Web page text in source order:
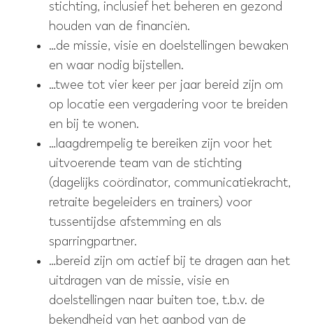
stichting, inclusief het beheren en gezond
houden van de financiën.
…de missie, visie en doelstellingen bewaken
en waar nodig bijstellen.
…twee tot vier keer per jaar bereid zijn om
op locatie een vergadering voor te breiden
en bij te wonen.
…laagdrempelig te bereiken zijn voor het
uitvoerende team van de stichting
(dagelijks coördinator, communicatiekracht,
retraite begeleiders en trainers) voor
tussentijdse afstemming en als
sparringpartner.
…bereid zijn om actief bij te dragen aan het
uitdragen van de missie, visie en
doelstellingen naar buiten toe, t.b.v. de
bekendheid van het aanbod van de